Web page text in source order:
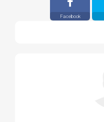
Facebook